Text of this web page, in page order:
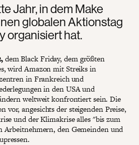
Jahr, in dem Make
globalen Aktionstag
organisiert hat.
dem Black Friday, dem größten
wird Amazon mit Streiks in
in Frankreich und
in den USA und
weltweit konfrontiert sein. Die
vor, angesichts der steigenden Preise,
und der Klimakrise alles "bis zum
Arbeitnehmern, den Gemeinden und